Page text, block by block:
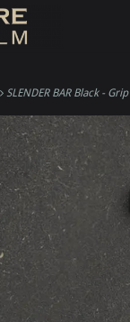
SLENDER BAR Black - Grip